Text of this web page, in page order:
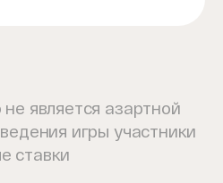
является азартной
игры участники
ставки